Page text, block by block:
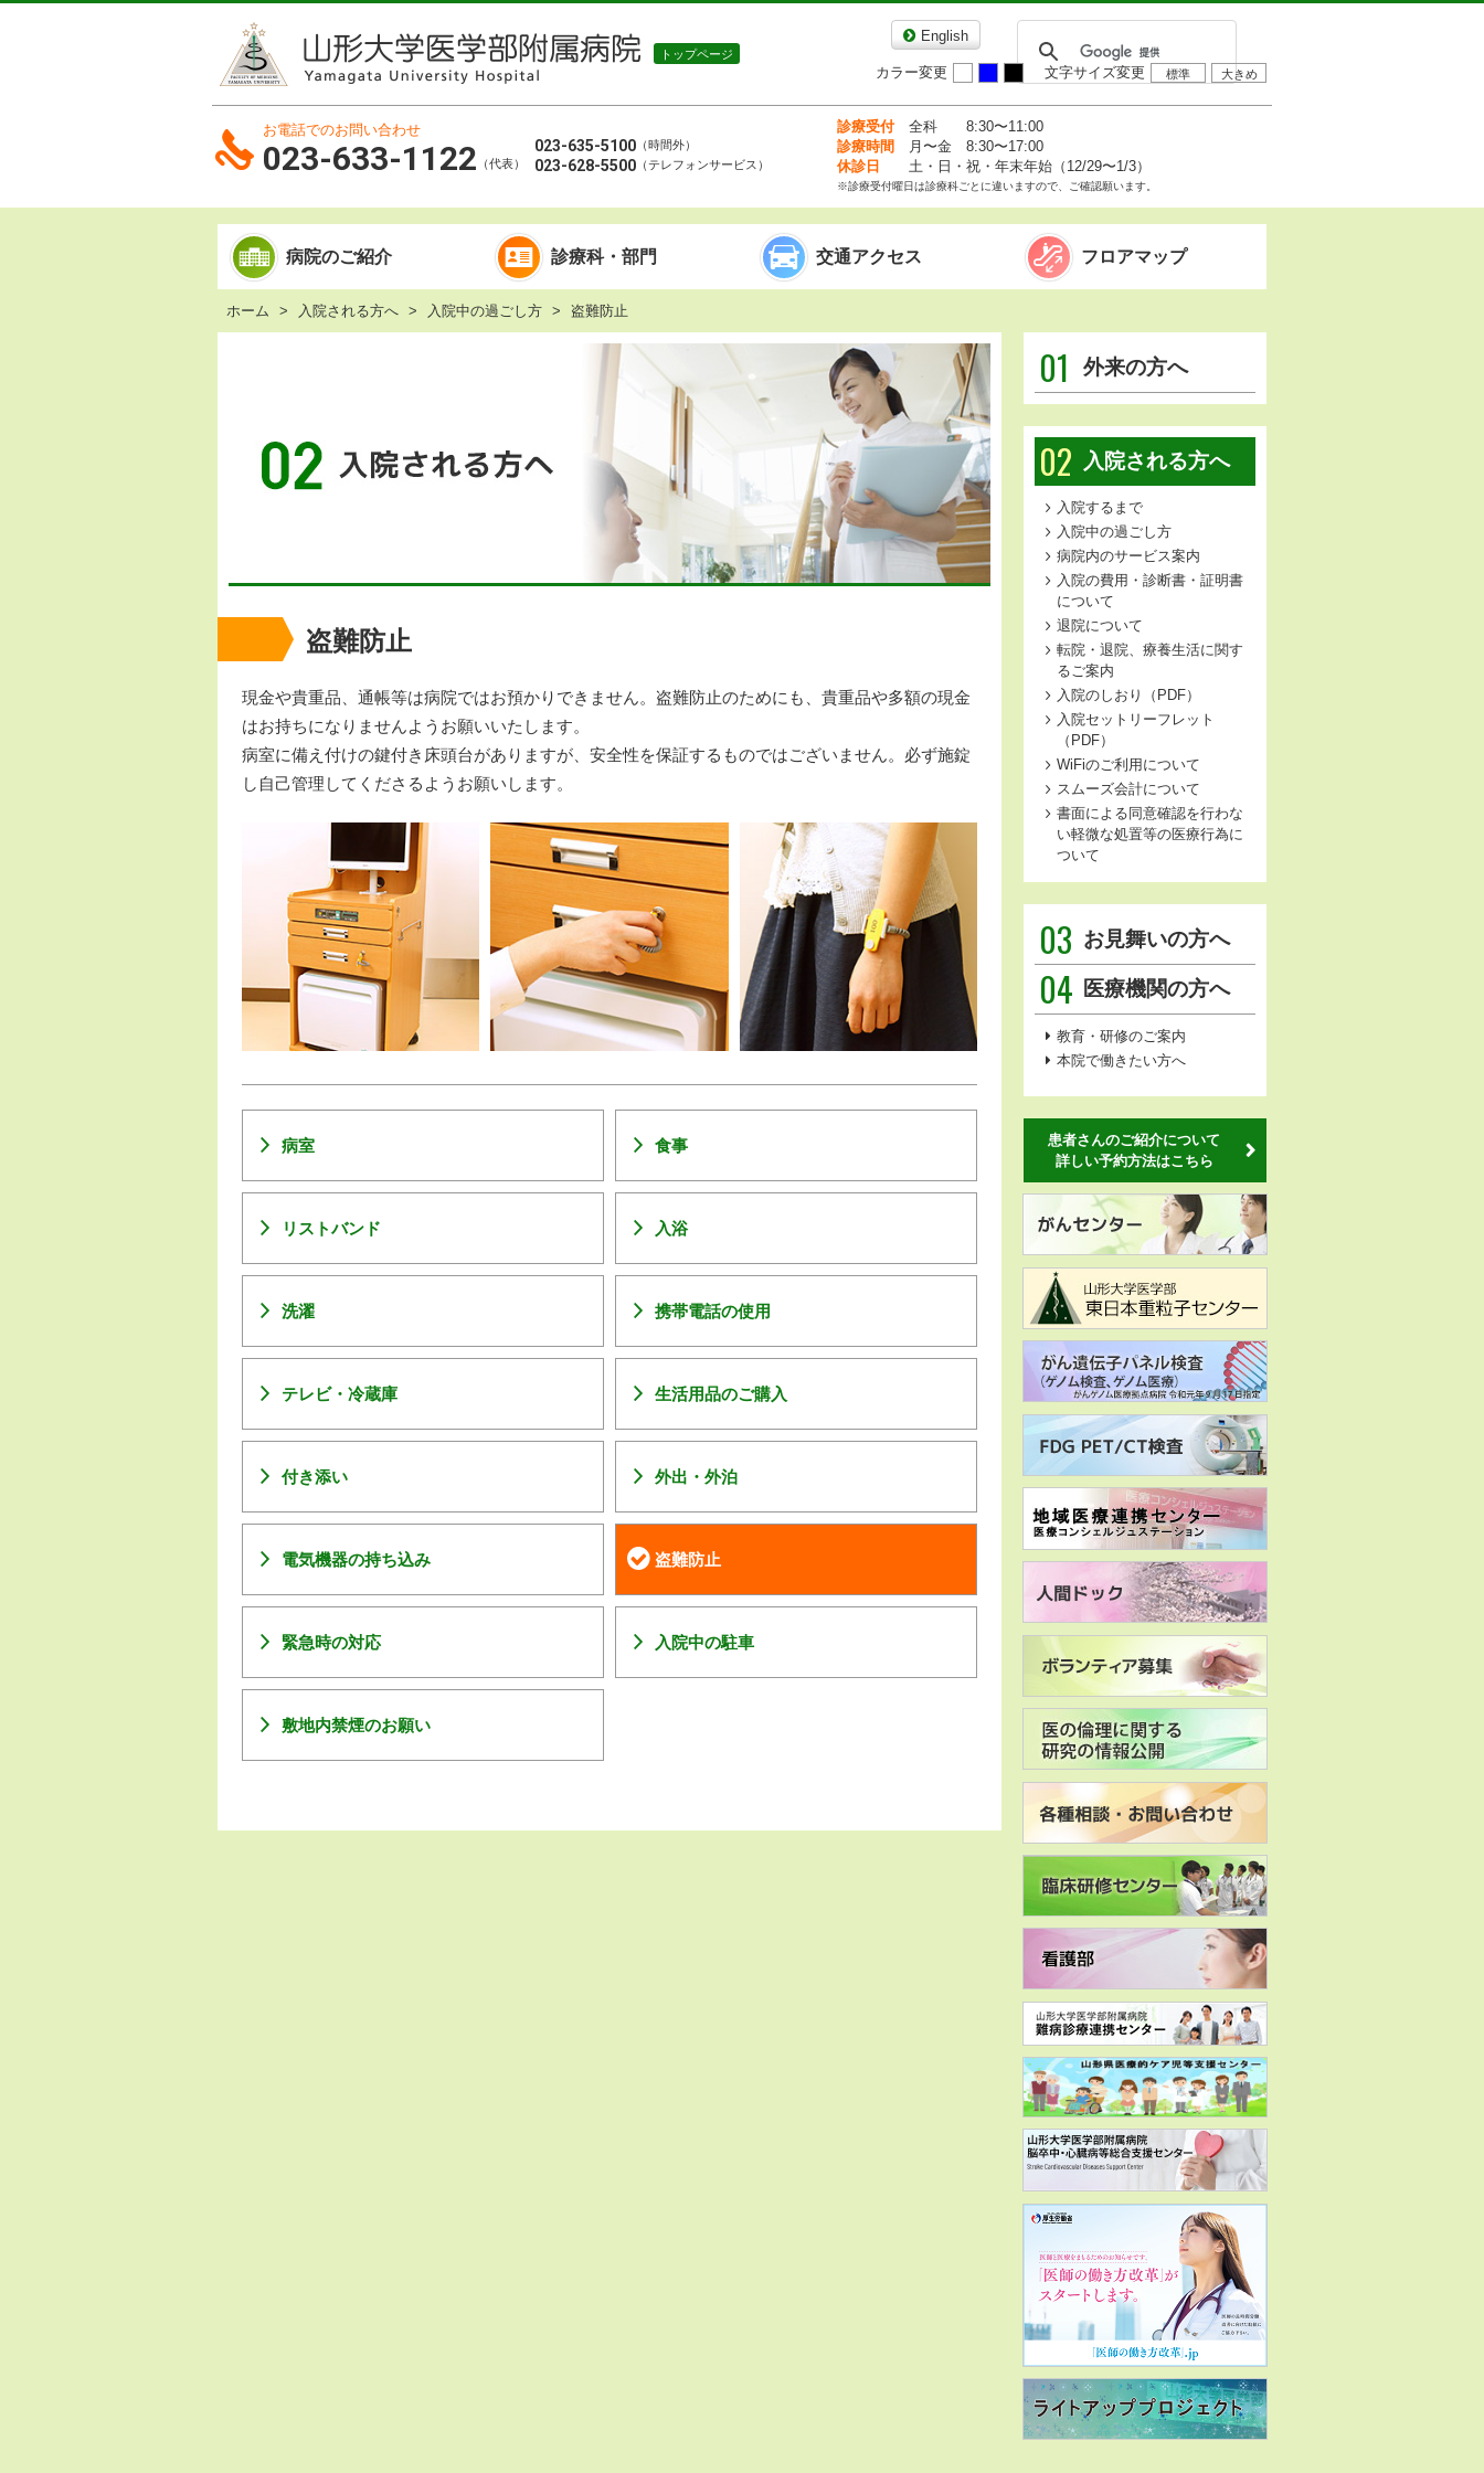
English
カラー変更
文字サイズ変更 標準 大きめ
お電話でのお問い合わせ
023-633-1122 （代表）
023-635-5100 （時間外）
023-628-5500 （テレフォンサービス）
診療受付 全科
8:30〜11:00
診療時間
月〜金
8:30〜17:00
休診日 土・日・祝・年末年始（12/29〜1/3）
※診療受付曜日は診療科ごとに違いますので、ご確認願います。
病院のご紹介 診療科・部門 交通アクセス フロアマップ
ホーム 入院される方へ 入院中の過ごし方 盗難防止
盗難防止
現金や貴重品、通帳等は病院ではお預かりできません。盗難防止のためにも、貴重品や多額の現金
はお持ちになりませんようお願いいたします。
病室に備え付けの鍵付き床頭台がありますが、安全性を保証するものではございません。必ず施錠
し自己管理してくださるようお願いします。
病室 食事
リストバンド 入浴
洗濯 携帯電話の使用
テレビ・冷蔵庫 生活用品のご購入
付き添い 外出・外泊
電気機器の持ち込み 盗難防止
緊急時の対応 入院中の駐車
敷地内禁煙のお願い
01 外来の方へ
02 入院される方へ
入院するまで
入院中の過ごし方
病院内のサービス案内
入院の費用・診断書・証明書
について
退院について
転院・退院、療養生活に関す
るご案内
入院のしおり（PDF）
入院セットリーフレット
（PDF）
WiFiのご利用について
スムーズ会計について
書面による同意確認を行わな
い軽微な処置等の医療行為に
ついて
03 お見舞いの方へ
04 医療機関の方へ
教育・研修のご案内
本院で働きたい方へ
患者さんのご紹介について
詳しい予約方法はこちら